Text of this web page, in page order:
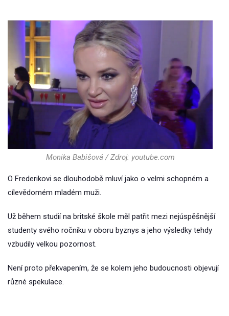
Monika Babišová / Zdroj: youtube.com
O Frederikovi se dlouhodobě mluví jako o velmi schopném a
cílevědomém mladém muži.
Už během studií na britské škole měl patřit mezi nejúspěšnější
studenty svého ročníku v oboru byznys a jeho výsledky tehdy
vzbudily velkou pozornost.
Není proto překvapením, že se kolem jeho budoucnosti objevují
různé spekulace.